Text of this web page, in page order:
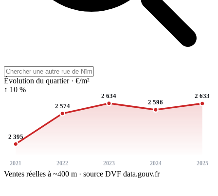
Évolution du quartier · €/m²
↑ 10 %
2 395
2021
2 574
2022
2 634
2023
2 596
2024
2 633
2025
Ventes réelles à ~400 m · source DVF data.gouv.fr